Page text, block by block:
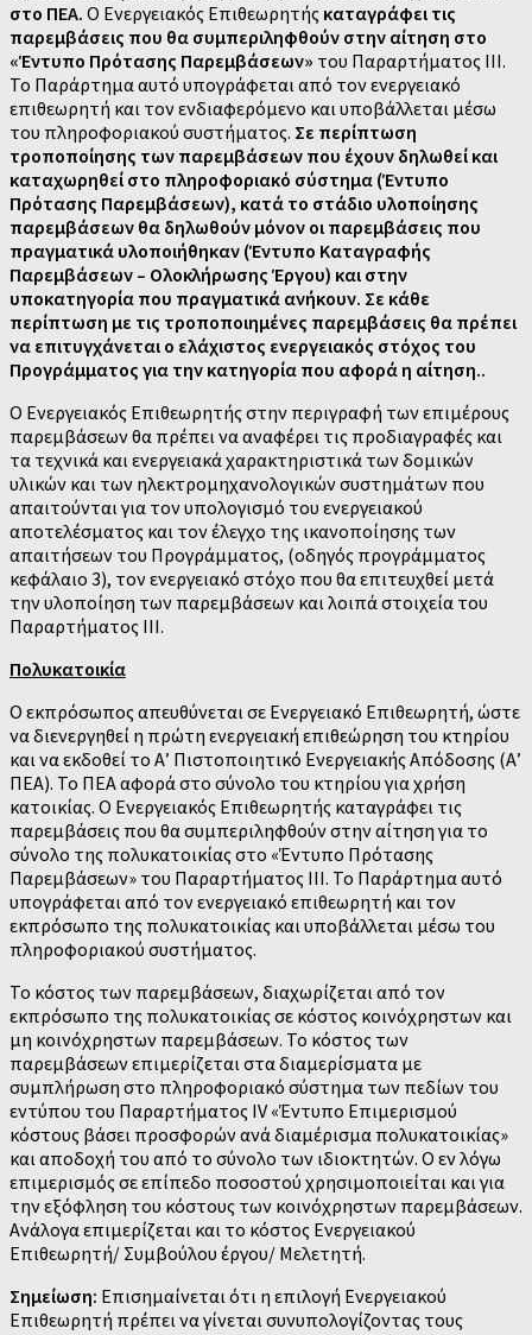
στο ΠΕΑ. Ο Ενεργειακός Επιθεωρητής καταγράφει τις
παρεμβάσεις που θα συμπεριληφθούν στην αίτηση στο
«Έντυπο Πρότασης Παρεμβάσεων» του Παραρτήματος ΙΙΙ.
Το Παράρτημα αυτό υπογράφεται από τον ενεργειακό
επιθεωρητή και τον ενδιαφερόμενο και υποβάλλεται μέσω
του πληροφοριακού συστήματος. Σε περίπτωση
τροποποίησης των παρεμβάσεων που έχουν δηλωθεί και
καταχωρηθεί στο πληροφοριακό σύστημα (Έντυπο
Πρότασης Παρεμβάσεων), κατά το στάδιο υλοποίησης
παρεμβάσεων θα δηλωθούν μόνον οι παρεμβάσεις που
πραγματικά υλοποιήθηκαν (Έντυπο Καταγραφής
Παρεμβάσεων – Ολοκλήρωσης Έργου) και στην
υποκατηγορία που πραγματικά ανήκουν. Σε κάθε
περίπτωση με τις τροποποιημένες παρεμβάσεις θα πρέπει
να επιτυγχάνεται ο ελάχιστος ενεργειακός στόχος του
Προγράμματος για την κατηγορία που αφορά η αίτηση..
Ο Ενεργειακός Επιθεωρητής στην περιγραφή των επιμέρους
παρεμβάσεων θα πρέπει να αναφέρει τις προδιαγραφές και
τα τεχνικά και ενεργειακά χαρακτηριστικά των δομικών
υλικών και των ηλεκτρομηχανολογικών συστημάτων που
απαιτούνται για τον υπολογισμό του ενεργειακού
αποτελέσματος και τον έλεγχο της ικανοποίησης των
απαιτήσεων του Προγράμματος, (οδηγός προγράμματος
κεφάλαιο 3), τον ενεργειακό στόχο που θα επιτευχθεί μετά
την υλοποίηση των παρεμβάσεων και λοιπά στοιχεία του
Παραρτήματος ΙΙΙ.
Πολυκατοικία
Ο εκπρόσωπος απευθύνεται σε Ενεργειακό Επιθεωρητή, ώστε
να διενεργηθεί η πρώτη ενεργειακή επιθεώρηση του κτηρίου
και να εκδοθεί το Α’ Πιστοποιητικό Ενεργειακής Απόδοσης (Α’
ΠΕΑ). Το ΠΕΑ αφορά στο σύνολο του κτηρίου για χρήση
κατοικίας. Ο Ενεργειακός Επιθεωρητής καταγράφει τις
παρεμβάσεις που θα συμπεριληφθούν στην αίτηση για το
σύνολο της πολυκατοικίας στο «Έντυπο Πρότασης
Παρεμβάσεων» του Παραρτήματος ΙΙΙ. Το Παράρτημα αυτό
υπογράφεται από τον ενεργειακό επιθεωρητή και τον
εκπρόσωπο της πολυκατοικίας και υποβάλλεται μέσω του
πληροφοριακού συστήματος.
Το κόστος των παρεμβάσεων, διαχωρίζεται από τον
εκπρόσωπο της πολυκατοικίας σε κόστος κοινόχρηστων και
μη κοινόχρηστων παρεμβάσεων. Το κόστος των
παρεμβάσεων επιμερίζεται στα διαμερίσματα με
συμπλήρωση στο πληροφοριακό σύστημα των πεδίων του
εντύπου του Παραρτήματος IV «Έντυπο Επιμερισμού
κόστους βάσει προσφορών ανά διαμέρισμα πολυκατοικίας»
και αποδοχή του από το σύνολο των ιδιοκτητών. Ο εν λόγω
επιμερισμός σε επίπεδο ποσοστού χρησιμοποιείται και για
την εξόφληση του κόστους των κοινόχρηστων παρεμβάσεων.
Ανάλογα επιμερίζεται και το κόστος Ενεργειακού
Επιθεωρητή/ Συμβούλου έργου/ Μελετητή.
Σημείωση: Επισημαίνεται ότι η επιλογή Ενεργειακού
Επιθεωρητή πρέπει να γίνεται συνυπολογίζοντας τους